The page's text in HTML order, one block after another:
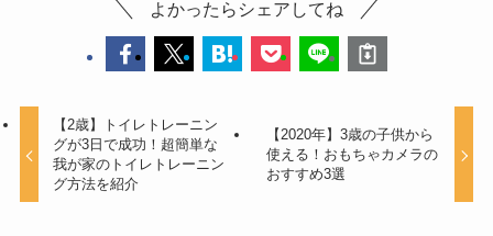
よかったらシェアしてね
【2歳】トイレトレーニン
グが3日で成功！超簡単な
我が家のトイレトレーニン
グ方法を紹介
【2020年】3歳の子供から
使える！おもちゃカメラの
おすすめ3選